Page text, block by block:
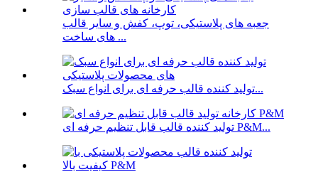
جعبه های پلاستیکی، توپ، کفش و سایر قالب
های ساخت ...
تولید کننده قالب حرفه ای برای انواع سبک...
تولید کننده قالب قابل تنظیم حرفه ای P&M...